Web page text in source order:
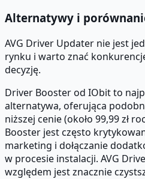
Alternatywy i
AVG Driver Updater nie jest
rynku i warto znać
decyzję.
Driver Booster od IObit to
alternatywa, oferująca
niższej cenie (około 99,99 zł
Booster jest często
marketing i dołączanie
w procesie instalacji. AVG
względem jest znacznie